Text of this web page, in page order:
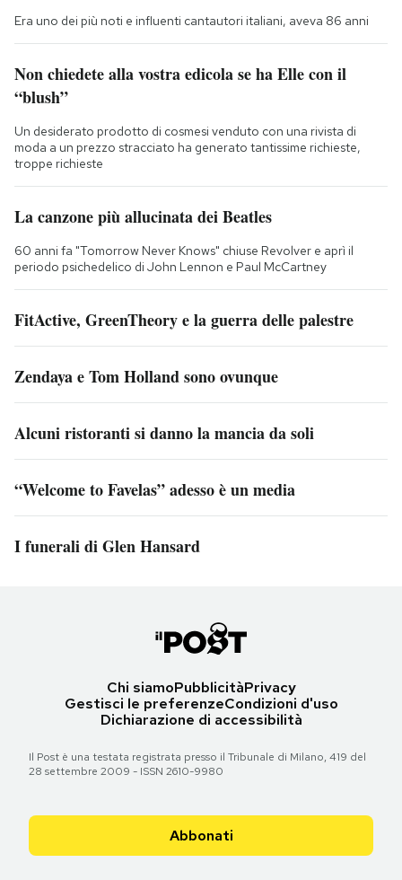
Era uno dei più noti e influenti cantautori italiani, aveva 86 anni
Non chiedete alla vostra edicola se ha Elle con il
“blush”
Un desiderato prodotto di cosmesi venduto con una rivista di
moda a un prezzo stracciato ha generato tantissime richieste,
troppe richieste
La canzone più allucinata dei Beatles
60 anni fa "Tomorrow Never Knows" chiuse Revolver e aprì il
periodo psichedelico di John Lennon e Paul McCartney
FitActive, GreenTheory e la guerra delle palestre
Zendaya e Tom Holland sono ovunque
Alcuni ristoranti si danno la mancia da soli
“Welcome to Favelas” adesso è un media
I funerali di Glen Hansard
Chi siamoPubblicitàPrivacy
Gestisci le preferenzeCondizioni d'uso
Dichiarazione di accessibilità
Il Post è una testata registrata presso il Tribunale di Milano, 419 del
28 settembre 2009 - ISSN 2610-9980
Abbonati